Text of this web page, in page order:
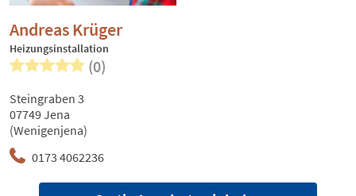
Andreas Krüger
Heizungsinstallation
(0)
0173 4062236
Steingraben 3
07749 Jena
(Wenigenjena)